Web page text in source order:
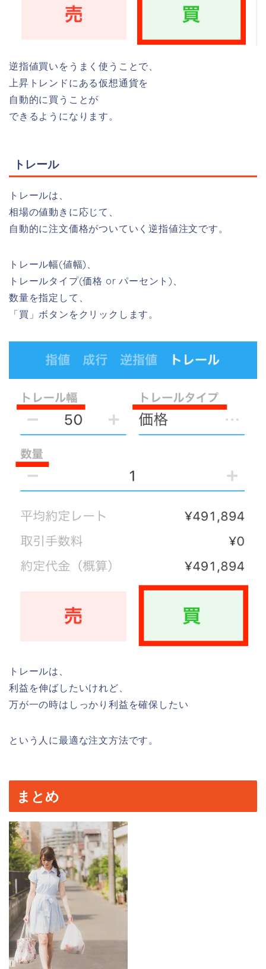
逆指値買いをうまく使うことで、
上昇トレンドにある仮想通貨を
自動的に買うこと が
できるようになります。
トレール
トレールは、
相場の値動きに応じて、
自動的に注文価格がついていく逆指値注文です。
トレール幅(値幅)、
トレールタイプ(価格 or パーセント)、
数量を指定して、
「買」ボタンをクリックします。
トレールは、
利益を伸ばしたいけれど、
万が一の時はしっかり利益を確保したい
という人に最適な注文方法です。
まとめ